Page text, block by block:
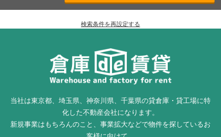
検索条件を再設定する
当社は東京都、埼玉県、神奈川県、千葉県の貸倉庫・貸工場に特
化した不動産会社になります。
新規事業はもちろんのこと、事業拡大などで物件を探しているお